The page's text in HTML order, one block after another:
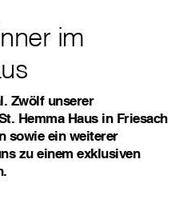
im
Zwölf unserer
Hemma Haus in Friesach
sowie ein weiterer
zu einem exklusiven